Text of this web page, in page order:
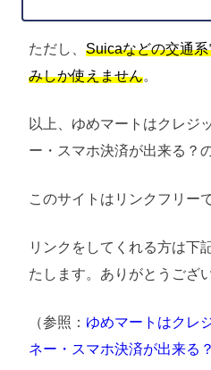
ただし、 Suicaなどの交通
みしか使えません。
以上、ゆめマートはクレジ
ー・スマホ決済が出来る？
このサイトはリンクフリー
リンクをしてくれる方は下
たします。ありがとうござ
（参照： ゆめマートはクレ
ネー・スマホ決済が出来る？